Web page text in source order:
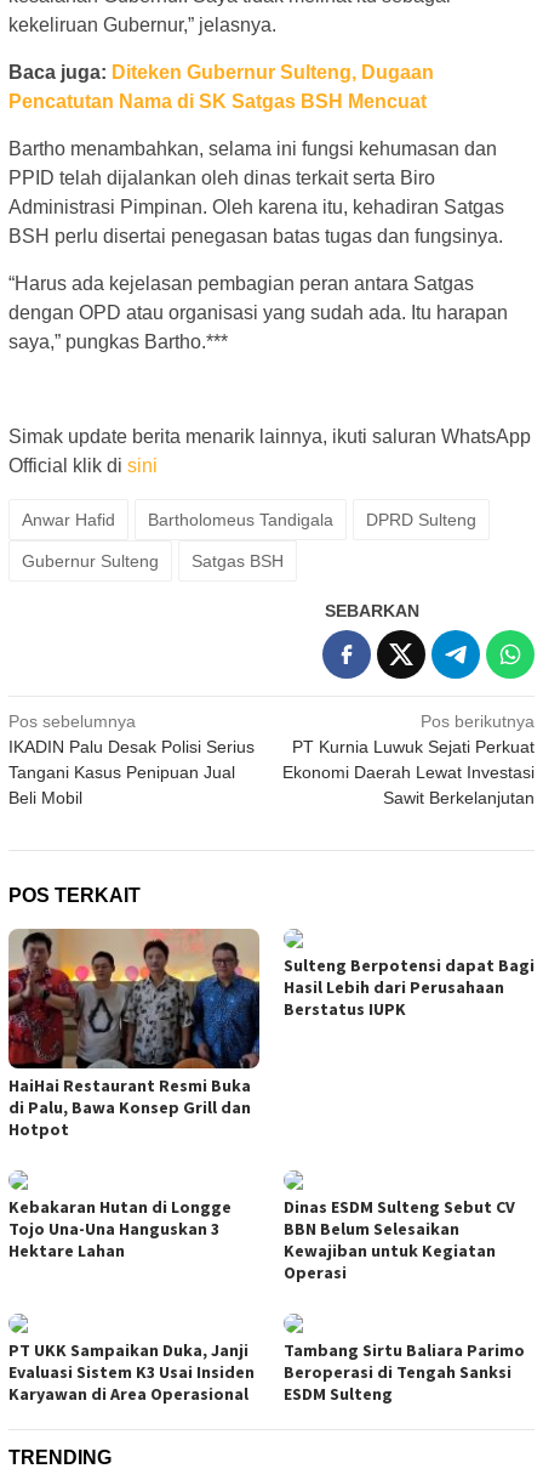
kekeliruan Gubernur,” jelasnya.
Baca juga: Diteken Gubernur Sulteng, Dugaan
Pencatutan Nama di SK Satgas BSH Mencuat
Bartho menambahkan, selama ini fungsi kehumasan dan
PPID telah dijalankan oleh dinas terkait serta Biro
Administrasi Pimpinan. Oleh karena itu, kehadiran Satgas
BSH perlu disertai penegasan batas tugas dan fungsinya.
“Harus ada kejelasan pembagian peran antara Satgas
dengan OPD atau organisasi yang sudah ada. Itu harapan
saya,” pungkas Bartho.***
Simak update berita menarik lainnya, ikuti saluran WhatsApp
Official klik di sini
Anwar Hafid Bartholomeus Tandigala DPRD Sulteng
Gubernur Sulteng Satgas BSH
SEBARKAN
Navigasi
pos
Pos sebelumnya
IKADIN Palu Desak Polisi Serius
Tangani Kasus Penipuan Jual
Beli Mobil
Pos berikutnya
PT Kurnia Luwuk Sejati Perkuat
Ekonomi Daerah Lewat Investasi
Sawit Berkelanjutan
POS TERKAIT
HaiHai Restaurant Resmi Buka
di Palu, Bawa Konsep Grill dan
Hotpot
Sulteng Berpotensi dapat Bagi
Hasil Lebih dari Perusahaan
Berstatus IUPK
Kebakaran Hutan di Longge
Tojo Una-Una Hanguskan 3
Hektare Lahan
Dinas ESDM Sulteng Sebut CV
BBN Belum Selesaikan
Kewajiban untuk Kegiatan
Operasi
PT UKK Sampaikan Duka, Janji
Evaluasi Sistem K3 Usai Insiden
Karyawan di Area Operasional
Tambang Sirtu Baliara Parimo
Beroperasi di Tengah Sanksi
ESDM Sulteng
TRENDING